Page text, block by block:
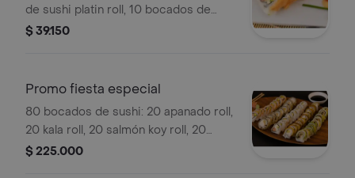
de sushi platin roll, 10 bocados de
california apanado, más postre y
$ 39.150
Promo fiesta especial
80 bocados de sushi: 20 apanado roll,
20 kala roll, 20 salmón koy roll, 20
salmón sking. Incluye postre del día, 4
$ 225.000